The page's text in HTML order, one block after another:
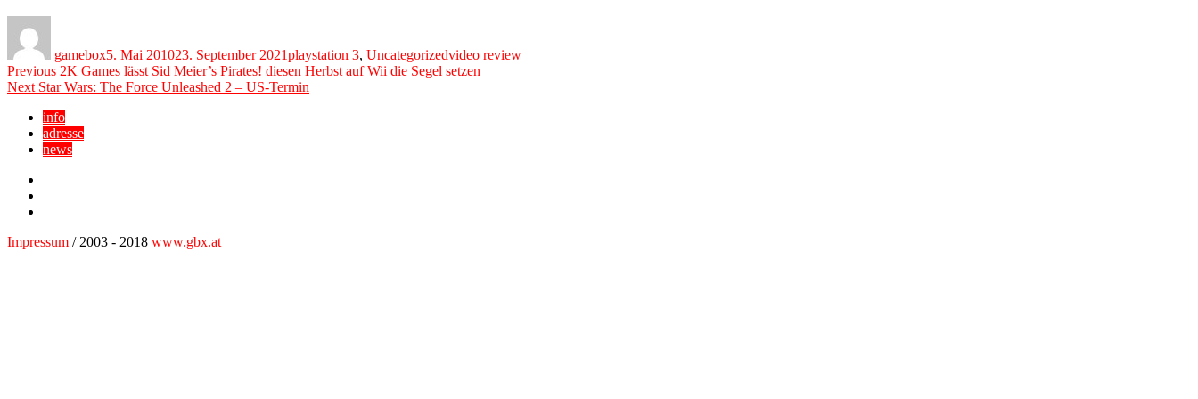
gamebox5. Mai 201023. September 2021playstation 3, Uncategorizedvideo review
Beitragsnavigation
Previous Previous
post:
2K Games lässt Sid Meier’s Pirates! diesen Herbst auf Wii die Segel setzen
Next Next
Star Wars: The Force Unleashed 2 – US-Termin
info
adresse
news
Impressum / 2003 - 2018 www.gbx.at